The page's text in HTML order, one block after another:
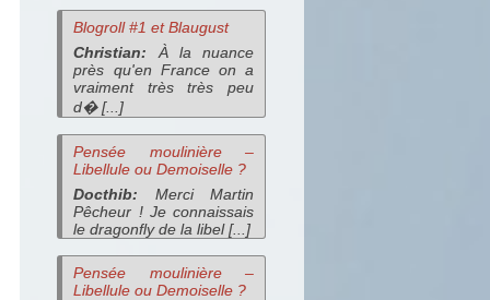
Blogroll #1 et Blaugust
Christian: À la nuance
près qu'en France on a
vraiment très très peu
d� [...]
Pensée moulinière –
Libellule ou Demoiselle ?
Docthib: Merci Martin
Pêcheur ! Je connaissais
le dragonfly de la libel [...]
Pensée moulinière –
Libellule ou Demoiselle ?